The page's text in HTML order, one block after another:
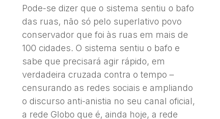
Pode-se dizer que o sistema sentiu o bafo
das ruas, não só pelo superlativo povo
conservador que foi às ruas em mais de
100 cidades. O sistema sentiu o bafo e
sabe que precisará agir rápido, em
verdadeira cruzada contra o tempo –
censurando as redes sociais e ampliando
o discurso anti-anistia no seu canal oficial,
a rede Globo que é, ainda hoje, a rede